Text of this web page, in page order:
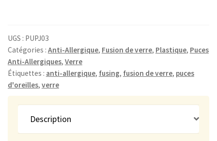
Allergiques
Jades
&
de
UGS : PUPJ03
Catégories : Anti-Allergique, Fusion de verre, Plastique, Puces
Anti-Allergiques, Verre
Étiquettes : anti-allergique, fusing, fusion de verre, puces
d'oreilles, verre
Description